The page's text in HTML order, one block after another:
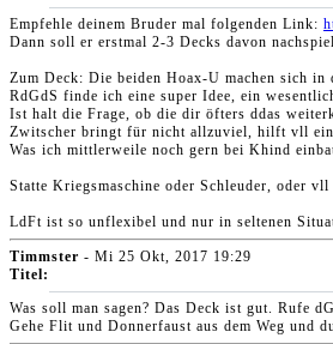
Empfehle deinem Bruder mal folgenden Link:
Dann soll er erstmal 2-3 Decks davon
Zum Deck: Die beiden Hoax-U machen sich
RdGdS finde ich eine super Idee, ein
Ist halt die Frage, ob die dir öfters ddas
Zwitscher bringt für nicht allzuviel, hilft vll
Was ich mittlerweile noch gern bei Khind
Statte Kriegsmaschine oder Schleuder, oder
LdFt ist so unflexibel und nur in seltenen
Timmster - Mi 25 Okt, 2017 19:29
Titel:
Was soll man sagen? Das Deck ist gut. Rufe
Gehe Flit und Donnerfaust aus dem Weg und